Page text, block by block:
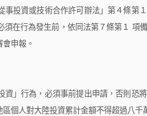
投資或技術合作許可辦法」第４條第
在行為發生前，依同法第７條第１ 項
申報。
」行為，必須事前提出申請，否則恐
個人對大陸投資累計金額不得超過八千